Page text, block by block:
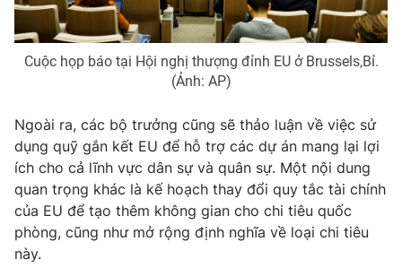
Video Shorts video
VTV Thể thao
VTV Sức khoẻ Bất động sản
Thị trường 24h Tấm lòng Việt
VTV4 Vươn mình bằng AI
Cuộc họp báo tại Hội nghị thượng đỉnh EU ở Brussels,Bỉ.
(Ảnh: AP)
Ngoài ra, các bộ trưởng cũng sẽ thảo luận về việc sử
dụng quỹ gắn kết EU để hỗ trợ các dự án mang lại lợi
ích cho cả lĩnh vực dân sự và quân sự. Một nội dung
quan trọng khác là kế hoạch thay đổi quy tắc tài chính
của EU để tạo thêm không gian cho chi tiêu quốc
phòng, cũng như mở rộng định nghĩa về loại chi tiêu
này.